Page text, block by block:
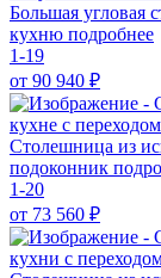
Большая угловая
кухню подробнее
1-19
от 90 940 ₽
Столешница из
подоконник
1-20
от 73 560 ₽